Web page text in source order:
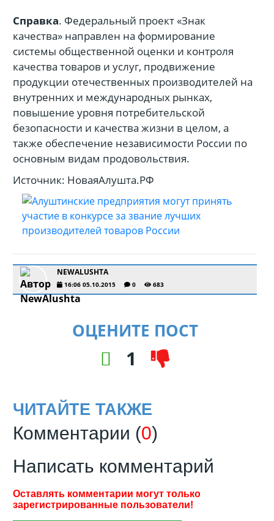
Справка. Федеральный проект «Знак
качества» направлен на формирование
системы общественной оценки и контроля
качества товаров и услуг, продвижение
продукции отечественных производителей на
внутренних и международных рынках,
повышение уровня потребительской
безопасности и качества жизни в целом, а
также обеспечение независимости России по
основным видам продовольствия.
Источник: НоваяАлушта.РФ
NEWALUSHTA
16:06 05.10.2015 0 683
ОЦЕНИТЕ ПОСТ
1
ЧИТАЙТЕ ТАКЖЕ
Комментарии (0)
Написать комментарий